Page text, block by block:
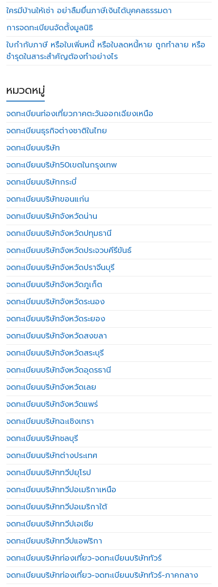
ใครมีบ้านให้เช่า อย่าลืมยื่นภาษีเงินได้บุคคลธรรมดา
การจดทะเบียนจัดตั้งมูลนิธิ
ใบกำกับภาษี หรือใบเพิ่มหนี้ หรือใบลดหนี้หาย ถูกทำลาย หรือ
ชำรุดในสาระสำคัญต้องทำอย่างไร
หมวดหมู่
จดทะเบียนท่องเที่ยวภาคตะวันออกเฉียงเหนือ
จดทะเบียนธุรกิจต่างชาติในไทย
จดทะเบียนบริษัท
จดทะเบียนบริษัท50เขตในกรุงเทพ
จดทะเบียนบริษัทกระบี่
จดทะเบียนบริษัทขอนแก่น
จดทะเบียนบริษัทจังหวัดน่าน
จดทะเบียนบริษัทจังหวัดปทุมธานี
จดทะเบียนบริษัทจังหวัดประจวบคีรีขันธ์
จดทะเบียนบริษัทจังหวัดปราจีนบุรี
จดทะเบียนบริษัทจังหวัดภูเก็ต
จดทะเบียนบริษัทจังหวัดระนอง
จดทะเบียนบริษัทจังหวัดระยอง
จดทะเบียนบริษัทจังหวัดสงขลา
จดทะเบียนบริษัทจังหวัดสระบุรี
จดทะเบียนบริษัทจังหวัดอุดรธานี
จดทะเบียนบริษัทจังหวัดเลย
จดทะเบียนบริษัทจังหวัดแพร่
จดทะเบียนบริษัทฉะเชิงเทรา
จดทะเบียนบริษัทชลบุรี
จดทะเบียนบริษัทต่างประเทศ
จดทะเบียนบริษัททวีปยุโรป
จดทะเบียนบริษัททวีปอเมริกาเหนือ
จดทะเบียนบริษัททวีปอเมริกาใต้
จดทะเบียนบริษัททวีปเอเชีย
จดทะเบียนบริษัททวีปแอฟริกา
จดทะเบียนบริษัทท่องเที่ยว-จดทะเบียนบริษัททัวร์
จดทะเบียนบริษัทท่องเที่ยว-จดทะเบียนบริษัททัวร์-ภาคกลาง